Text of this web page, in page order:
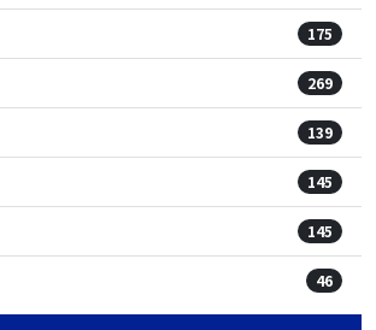
175
269
139
145
145
46